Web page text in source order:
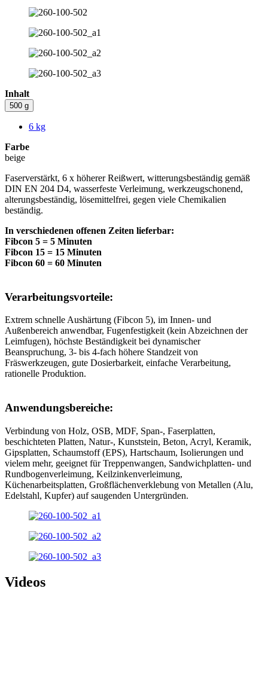
Inhalt
500 g
6 kg
Farbe
beige
Faserverstärkt, 6 x höherer Reißwert, witterungsbeständig gemäß
DIN EN 204 D4, wasserfeste Verleimung, werkzeugschonend,
alterungsbeständig, lösemittelfrei, gegen viele Chemikalien
beständig.
In verschiedenen offenen Zeiten lieferbar:
Fibcon 5 = 5 Minuten
Fibcon 15 = 15 Minuten
Fibcon 60 = 60 Minuten
Verarbeitungsvorteile:
Extrem schnelle Aushärtung (Fibcon 5), im Innen- und
Außenbereich anwendbar, Fugenfestigkeit (kein Abzeichnen der
Leimfugen), höchste Beständigkeit bei dynamischer
Beanspruchung, 3- bis 4-fach höhere Standzeit von
Fräswerkzeugen, gute Dosierbarkeit, einfache Verarbeitung,
rationelle Produktion.
Anwendungsbereiche:
Verbindung von Holz, OSB, MDF, Span-, Faserplatten,
beschichteten Platten, Natur-, Kunststein, Beton, Acryl, Keramik,
Gipsplatten, Schaumstoff (EPS), Hartschaum, Isolierungen und
vielem mehr, geeignet für Treppenwangen, Sandwichplatten- und
Rundbogenverleimung, Keilzinkenverleimung,
Küchenarbeitsplatten, Großflächenverklebung von Metallen (Alu,
Edelstahl, Kupfer) auf saugenden Untergründen.
Videos